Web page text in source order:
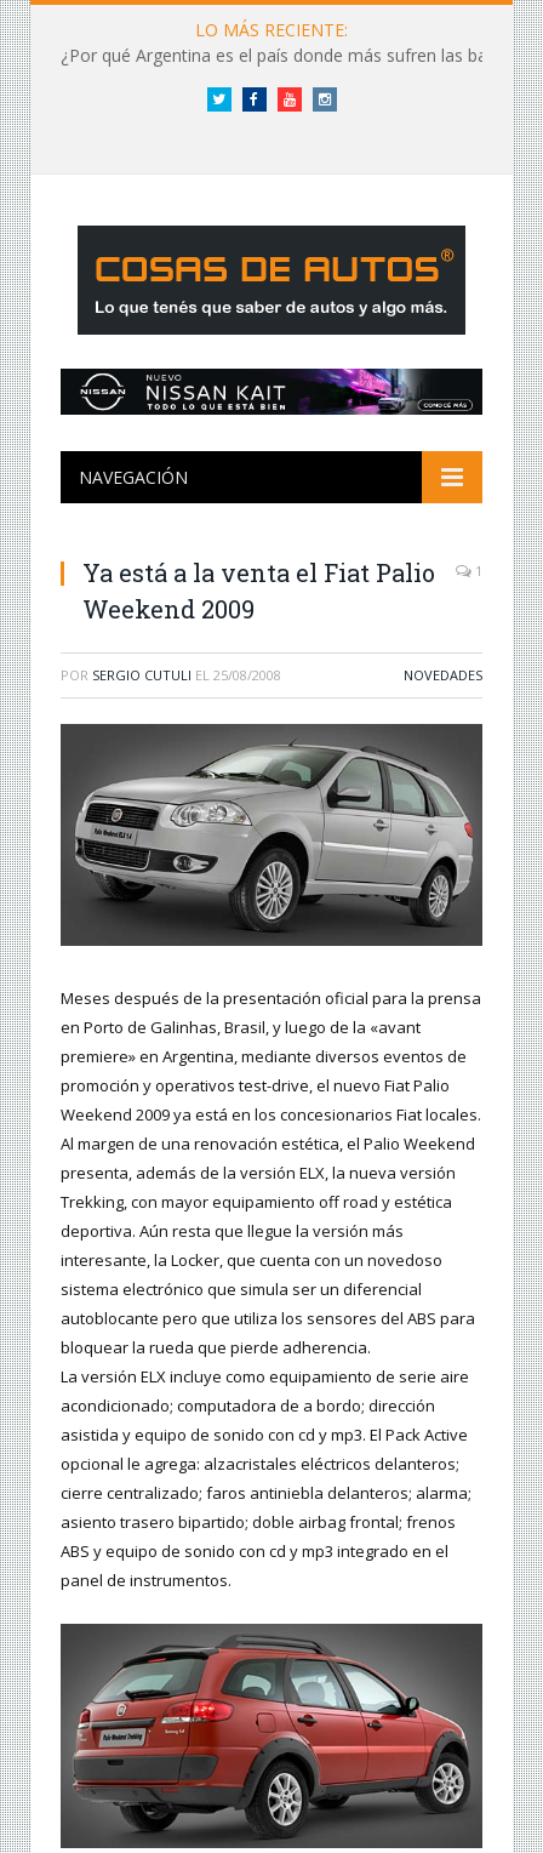
LO MÁS RECIENTE:
¿Por qué Argentina es el país donde más sufren las baterías?
Twitter FacebookYouTubeInstagram
NAVEGACIÓN
Ya está a la venta el Fiat Palio
Weekend 2009
1
POR SERGIO CUTULI EL 25/08/2008 NOVEDADES
Meses después de la presentación oficial para la prensa
en Porto de Galinhas, Brasil, y luego de la «avant
premiere» en Argentina, mediante diversos eventos de
promoción y operativos test-drive, el nuevo Fiat Palio
Weekend 2009 ya está en los concesionarios Fiat locales.
Al margen de una renovación estética, el Palio Weekend
presenta, además de la versión ELX, la nueva versión
Trekking, con mayor equipamiento off road y estética
deportiva. Aún resta que llegue la versión más
interesante, la Locker, que cuenta con un novedoso
sistema electrónico que simula ser un diferencial
autoblocante pero que utiliza los sensores del ABS para
bloquear la rueda que pierde adherencia.
La versión ELX incluye como equipamiento de serie aire
acondicionado; computadora de a bordo; dirección
asistida y equipo de sonido con cd y mp3. El Pack Active
opcional le agrega: alzacristales eléctricos delanteros;
cierre centralizado; faros antiniebla delanteros; alarma;
asiento trasero bipartido; doble airbag frontal; frenos
ABS y equipo de sonido con cd y mp3 integrado en el
panel de instrumentos.